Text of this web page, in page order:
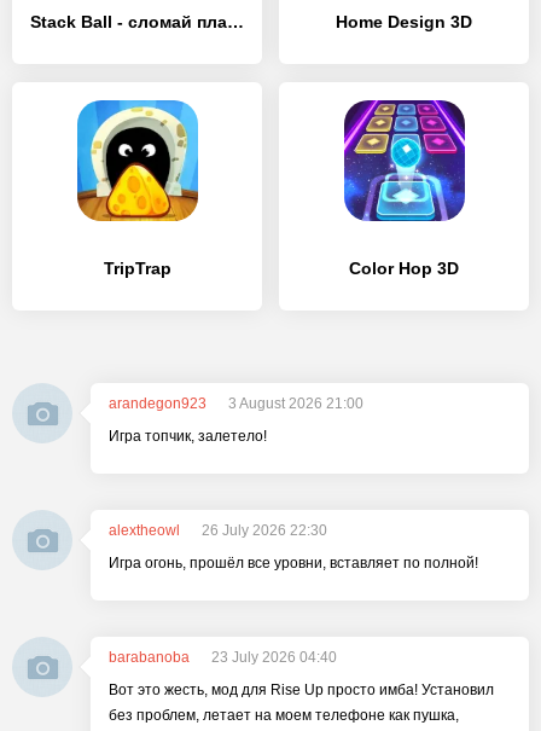
Stack Ball - сломай платформы Home Design 3D
TripTrap Color Hop 3D
arandegon923
3 August 2026 21:00
Игра топчик, залетело!
alextheowl
26 July 2026 22:30
Игра огонь, прошёл все уровни, вставляет по полной!
barabanoba
23 July 2026 04:40
Вот это жесть, мод для Rise Up просто имба! Установил
без проблем, летает на моем телефоне как пушка,